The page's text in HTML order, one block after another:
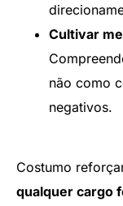
Cultivar
não como
negativos.
Costumo
qualquer cargo